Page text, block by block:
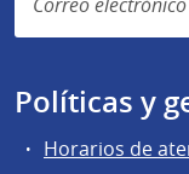
Políticas y
Horarios de